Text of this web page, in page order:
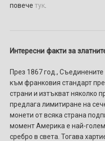
повече тук
Интересни факти за
През 1867 год.,
към франковия стандарт
страни и изтъкват няколко
предлага лимитиране на
монети от всяка страна
момент Америка е най-
сребро в света. Тогава